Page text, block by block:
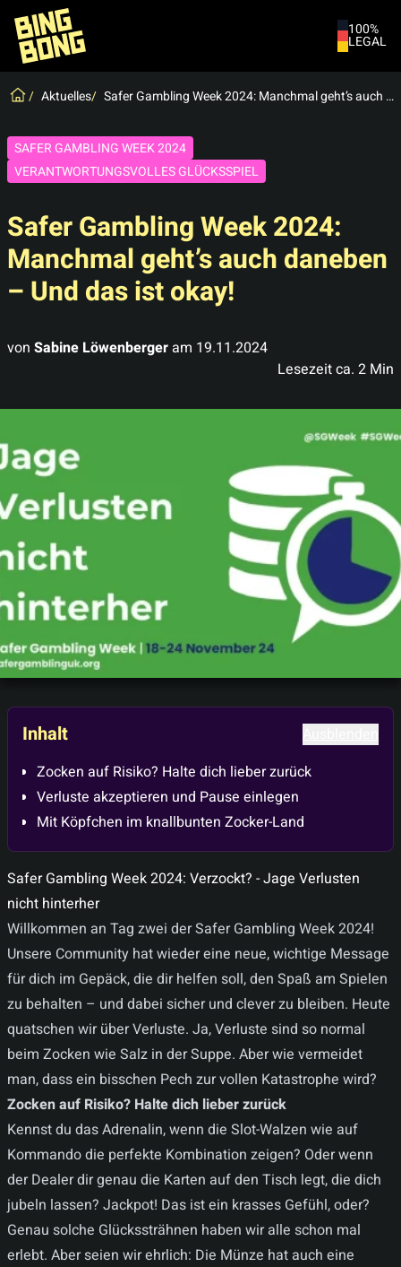
100%
LEGAL
Spiele
Neuigkeiten
Live-Chat
Aktuelles Safer Gambling Week 2024: Manchmal geht’s auch daneben – Und das ist okay!
SAFER GAMBLING WEEK 2024
VERANTWORTUNGSVOLLES GLÜCKSSPIEL
Safer Gambling Week 2024:
Manchmal geht’s auch daneben
– Und das ist okay!
von Sabine Löwenbergeram 19.11.2024
Lesezeit ca. 2 Min
Inhalt
Zocken auf Risiko? Halte dich lieber zurück
Verluste akzeptieren und Pause einlegen
Mit Köpfchen im knallbunten Zocker-Land
Safer Gambling Week 2024: Verzockt? - Jage Verlusten
nicht hinterher
Willkommen an Tag zwei der Safer Gambling Week 2024!
Unsere Community hat wieder eine neue, wichtige Message
für dich im Gepäck, die dir helfen soll, den Spaß am Spielen
zu behalten – und dabei sicher und clever zu bleiben. Heute
quatschen wir über Verluste. Ja, Verluste sind so normal
beim Zocken wie Salz in der Suppe. Aber wie vermeidet
man, dass ein bisschen Pech zur vollen Katastrophe wird?
Zocken auf Risiko? Halte dich lieber zurück
Kennst du das Adrenalin, wenn die Slot-Walzen wie auf
Kommando die perfekte Kombination zeigen? Oder wenn
der Dealer dir genau die Karten auf den Tisch legt, die dich
jubeln lassen? Jackpot! Das ist ein krasses Gefühl, oder?
Genau solche Glückssträhnen haben wir alle schon mal
erlebt. Aber seien wir ehrlich: Die Münze hat auch eine